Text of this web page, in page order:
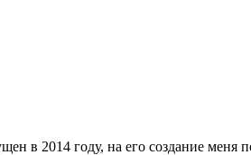
в 2014 году, на его создание меня